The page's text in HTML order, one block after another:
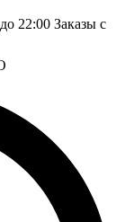
22:00 Заказы с